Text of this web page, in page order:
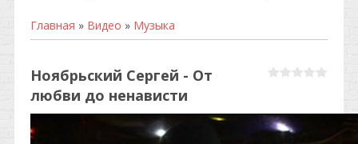
Главная » Видео » Музыка
Ноябрьский Сергей - От
любви до ненависти